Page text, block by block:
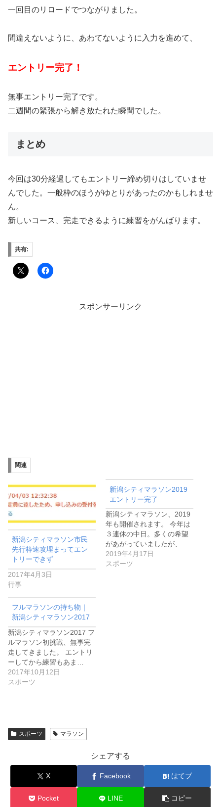
一回目のリロードでつながりました。
間違えないように、あわてないように入力を進めて、
エントリー完了！
無事エントリー完了です。
二週間の緊張から解き放たれた瞬間でした。
まとめ
今回は30分経過してもエントリー締め切りはしていませ
んでした。一般枠のほうがゆとりがあったのかもしれませ
ん。
新しいコース、完走できるように練習をがんばります。
共有:
スポンサーリンク
関連
新潟シティマラソン市民
先行枠速攻埋まってエン
トリーできず
2017年4月3日
行事
新潟シティマラソン2019
エントリー完了
新潟シティマラソン、2019
年も開催されます。 今年は
３連休の中日。多くの希望
があがっていましたが、…
2019年4月17日
スポーツ
フルマラソンの持ち物｜
新潟シティマラソン2017
新潟シティマラソン2017 フ
ルマラソン初挑戦、無事完
走してきました。 エントリ
ーしてから練習もあま…
2017年10月12日
スポーツ
スポーツ マラソン
シェアする
X Facebook はてブ
Pocket LINE コピー